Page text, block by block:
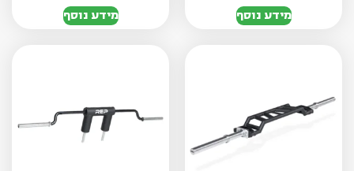
מידע נוסף מידע נוסף